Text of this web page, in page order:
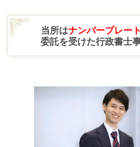
当所はナンバープレー
委託を受けた行政書士